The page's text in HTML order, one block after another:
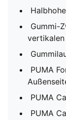
Gummi-
vertikalen
PUMA
PUMA
PUMA